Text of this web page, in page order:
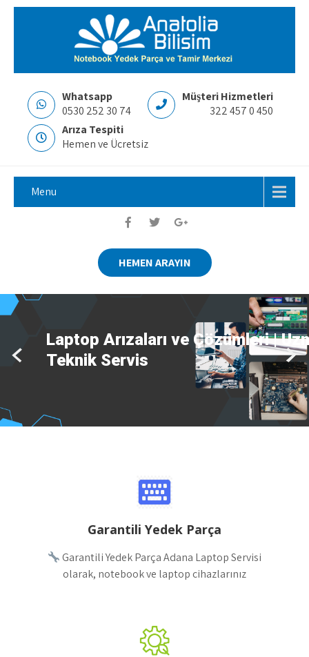
Whatsapp
0530 252 30 74
Müşteri Hizmetleri
322 457 0 450
Arıza Tespiti
Hemen ve Ücretsiz
Menu
HEMEN ARAYIN
Tüm Marka Notebook Tamiratı-
Arıza Tespiti
Garantili Yedek Parça
Garantili Yedek Parça Adana Laptop Servisi
olarak, notebook ve laptop cihazlarınız